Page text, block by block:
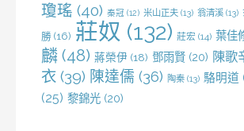
瓊瑤 (40) 秦冠 (12) 米山正夫 (13) 翁清溪 (13)
勝 (16) 莊奴 (132) 莊宏 (14) 葉佳
麟 (48) 蔣榮伊 (18) 鄧雨賢 (20) 陳歌
衣 (39) 陳達儒 (36) 陶秦 (13) 駱明道
(25) 黎錦光 (20)